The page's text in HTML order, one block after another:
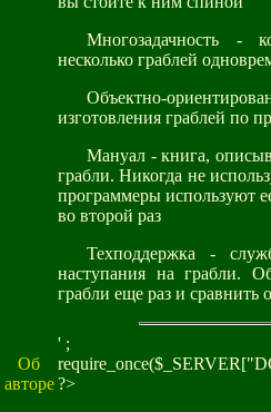
Об
авторе
Многозадачность -
несколько граблей
Объектно-
изготовления граблей по
Мануал - книга,
грабли. Никогда не
программеры используют
во второй раз
Техподдержка -
наступания на грабли.
грабли еще раз и сравнить
' ;
?>